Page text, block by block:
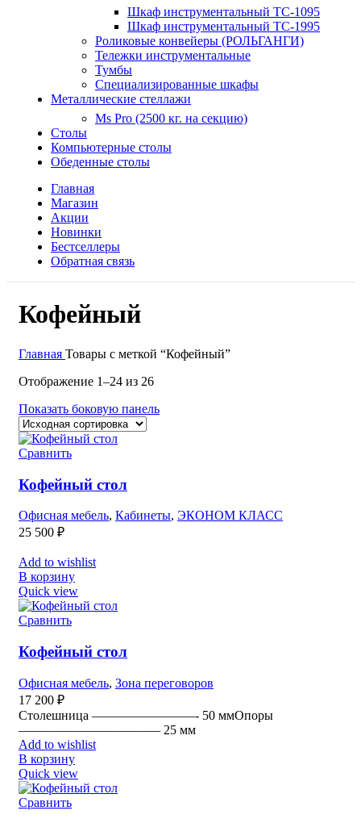
Шкаф инструментальный TC-1095
Шкаф инструментальный TC-1995
Роликовые конвейеры (РОЛЬГАНГИ)
Тележки инструментальные
Тумбы
Специализированные шкафы
Металлические стеллажи
Ms Pro (2500 кг. на секцию)
Столы
Компьютерные столы
Обеденные столы
Главная
Магазин
Акции
Новинки
Бестселлеры
Обратная связь
Кофейный
Главная Товары с меткой “Кофейный”
Отображение 1–24 из 26
Показать боковую панель
Сравнить
Кофейный стол
Офисная мебель, Кабинеты, ЭКОНОМ КЛАСС
25 500 ₽
Add to wishlist
В корзину
Quick view
Сравнить
Кофейный стол
Офисная мебель, Зона переговоров
17 200 ₽
Столешница ————————- 50 ммОпоры
——————————— 25 мм
Add to wishlist
В корзину
Quick view
Сравнить